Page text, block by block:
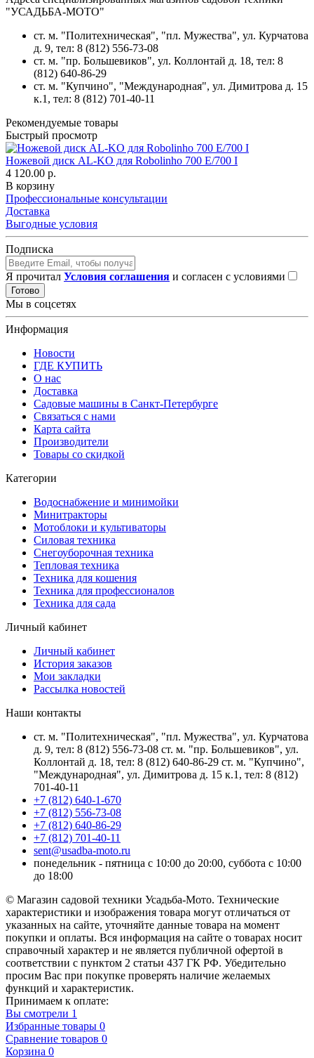
"УСАДЬБА-МОТО"
ст. м. "Политехническая", "пл. Мужества", ул. Курчатова
д. 9, тел: 8 (812) 556-73-08
ст. м. "пр. Большевиков", ул. Коллонтай д. 18, тел: 8
(812) 640-86-29
ст. м. "Купчино", "Международная", ул. Димитрова д. 15
к.1 , тел: 8 (812) 701-40-11
Рекомендуемые товары
Быстрый просмотр
Ножевой диск AL-KO для Robolinho 700 E/700 I
4 120.00 р.
В корзину
Профессиональные консультации
Доставка
Выгодные условия
Подписка
Я прочитал Условия соглашения и согласен с условиями
Готово
Мы в соцсетях
Информация
Новости
ГДЕ КУПИТЬ
О нас
Доставка
Садовые машины в Санкт-Петербурге
Связаться с нами
Карта сайта
Производители
Товары со скидкой
Категории
Водоснабжение и минимойки
Минитракторы
Мотоблоки и культиваторы
Силовая техника
Снегоуборочная техника
Тепловая техника
Техника для кошения
Техника для профессионалов
Техника для сада
Личный кабинет
Личный кабинет
История заказов
Мои закладки
Рассылка новостей
Наши контакты
ст. м. "Политехническая", "пл. Мужества", ул. Курчатова
д. 9, тел: 8 (812) 556-73-08 ст. м. "пр. Большевиков", ул.
Коллонтай д. 18, тел: 8 (812) 640-86-29 ст. м. "Купчино",
"Международная", ул. Димитрова д. 15 к.1, тел: 8 (812)
701-40-11
+7 (812) 640-1-670
+7 (812) 556-73-08
+7 (812) 640-86-29
+7 (812) 701-40-11
sent@usadba-moto.ru
понедельник - пятница с 10:00 до 20:00, суббота с 10:00
до 18:00
© Магазин садовой техники Усадьба-Мото. Технические
характеристики и изображения товара могут отличаться от
указанных на сайте, уточняйте данные товара на момент
покупки и оплаты. Вся информация на сайте о товарах носит
справочный характер и не является публичной офертой в
соответствии с пунктом 2 статьи 437 ГК РФ. Убедительно
просим Вас при покупке проверять наличие желаемых
функций и характеристик.
Принимаем к оплате:
Вы смотрели 1
Избранные товары 0
Сравнение товаров 0
Корзина 0